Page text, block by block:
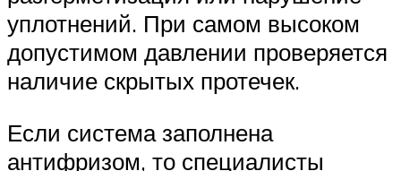
уплотнений. При самом высоком
допустимом давлении проверяется
наличие скрытых протечек.
Если система заполнена
антифризом, то специалисты